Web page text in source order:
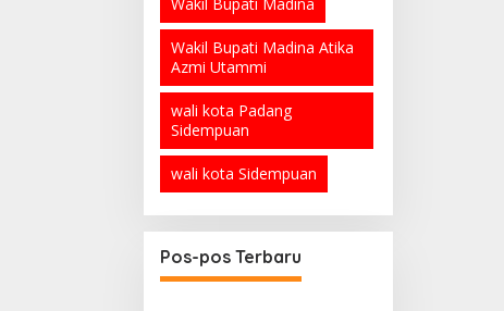
Wakil Bupati Madina Atika
Azmi Utammi
wali kota Padang
Sidempuan
wali kota Sidempuan
Pos-pos Terbaru